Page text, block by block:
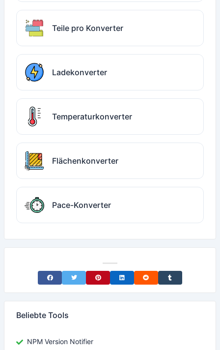
Teile pro Konverter
Ladekonverter
Temperaturkonverter
Flächenkonverter
Pace-Konverter
Share on Facebook
Share on TwitterShare on Pinterest
Share on LinkedIn
Share on RedditShare on Tumblr
Beliebte Tools
NPM Version Notifier